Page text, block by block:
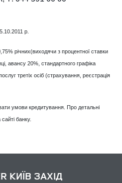
р.
річних(виходячи з процентної ставки
авансу 20%, стандартного графіка
третіх осіб (страхування, реєстрація
умови кредитування. Про детальні
банку.
КИЇВ ЗАХІД